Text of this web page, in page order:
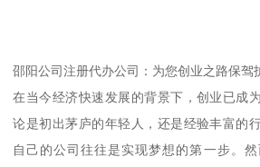
邵阳公司注册代办公司：为您创业之路保驾
在当今经济快速发展的背景下，创业已成
论是初出茅庐的年轻人，还是经验丰富的
自己的公司往往是实现梦想的第一步。